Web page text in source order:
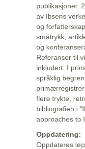
publikasjoner.
av Ibsens
og
småtrykk,
og
Referanser til
inkludert. I
språklig
flere trykte,
bibliografien i
approaches to
Oppdatering:
Oppdateres